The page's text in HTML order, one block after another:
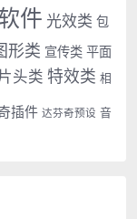
件 光效类 包
形类 宣传类 平面
头类 特效类 相
插件 达芬奇预设 音